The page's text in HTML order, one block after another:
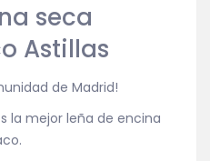
seca
Astillas
de Madrid!
la mejor leña de encina